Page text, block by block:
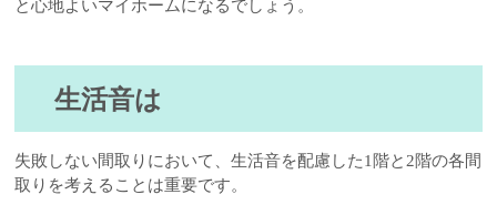
と心地よいマイホームになるでしょう。
生活音は
失敗しない間取りにおいて、生活音を配慮した1階と2階の各間
取りを考えることは重要です。